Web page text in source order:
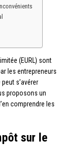
(EURL) sont
les entrepreneurs
s’avérer
proposons un
comprendre les
sur le